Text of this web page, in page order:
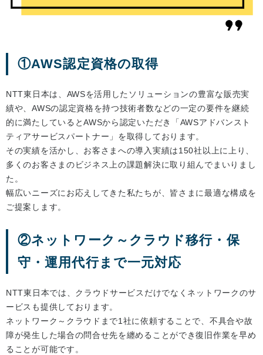
①AWS認定資格の取得
NTT東日本は、AWSを活用したソリューションの豊富な販売実
績や、AWSの認定資格を持つ技術者数などの一定の要件を継続
的に満たしているとAWSから認定いただき「AWSアドバンスト
ティアサービスパートナー」を取得しております。
その実績を活かし、お客さまへの導入実績は150社以上に上り、
多くのお客さまのビジネス上の課題解決に取り組んでまいりまし
た。
幅広いニーズにお応えしてきた私たちが、皆さまに最適な構成を
ご提案します。
②ネットワーク～クラウド移行・保
守・運用代行まで一元対応
NTT東日本では、クラウドサービスだけでなくネットワークのサ
ービスも提供しております。
ネットワーク～クラウドまで1社に依頼することで、不具合や故
障が発生した場合の問合せ先を纏めることができ復旧作業を早め
ることが可能です。